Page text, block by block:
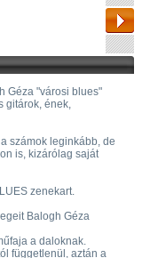
Géza "városi blues"
gitárok, ének,
számok leginkább, de
is, kizárólag saját
zenekart.
Balogh Géza
a daloknak.
függetlenül, aztán a